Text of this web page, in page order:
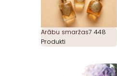
Arābu smaržas7 448
Produkti